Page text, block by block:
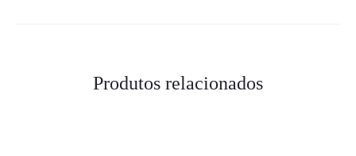
Produtos relacionados